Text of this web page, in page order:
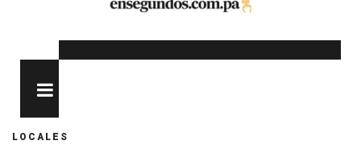
LOCALES